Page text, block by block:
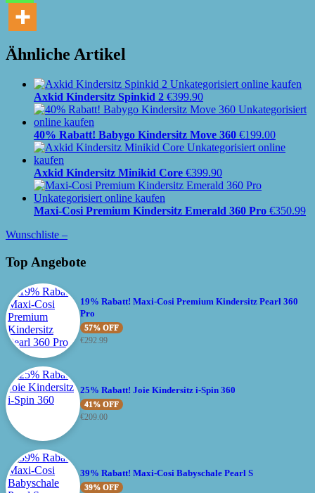
Ähnliche Artikel
Axkid Kindersitz Spinkid 2 €399.90
40% Rabatt! Babygo Kindersitz Move 360 €199.00
Axkid Kindersitz Minikid Core €399.90
Maxi-Cosi Premium Kindersitz Emerald 360 Pro €350.99
Wunschliste –
Top Angebote
19% Rabatt! Maxi-Cosi Premium Kindersitz Pearl 360
Pro
57% OFF
€292.99
25% Rabatt! Joie Kindersitz i-Spin 360
41% OFF
€209.00
39% Rabatt! Maxi-Cosi Babyschale Pearl S
39% OFF